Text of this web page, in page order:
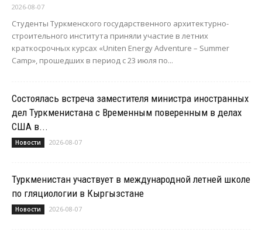
2026-08-07
Студенты Туркменского государственного архитектурно-
строительного института приняли участие в летних
краткосрочных курсах «Uniten Energy Adventure – Summer
Camp», прошедших в период с 23 июля по...
Состоялась встреча заместителя министра иностранных
дел Туркменистана с Временным поверенным в делах
США в...
Новости 2026-08-07
Туркменистан участвует в международной летней школе
по гляциологии в Кыргызстане
Новости 2026-08-07